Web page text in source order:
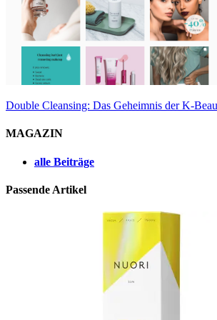
Double Cleansing: Das Geheimnis der K-
MAGAZIN
alle Beiträge
Passende Artikel